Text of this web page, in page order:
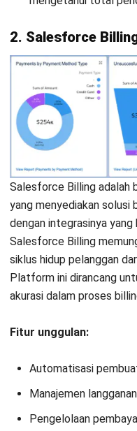
Pertanyaan
Apa itu billing
Apa perbedaan